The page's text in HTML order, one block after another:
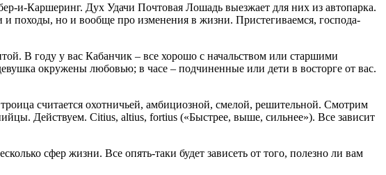
и-Каршеринг. Дух Удачи Почтовая Лошадь выезжает для них из автопарка.
походы, но и вообще про изменения в жизни. Пристегиваемся, господа-
В году у вас Кабанчик – все хорошо с начальством или старшими
окружены любовью; в часе – подчиненные или дети в восторге от вас.
считается охотничьей, амбициозной, смелой, решительной. Смотрим
Действуем. Citius, altius, fortius («Быстрее, выше, сильнее»). Все зависит
сфер жизни. Все опять-таки будет зависеть от того, полезно ли вам